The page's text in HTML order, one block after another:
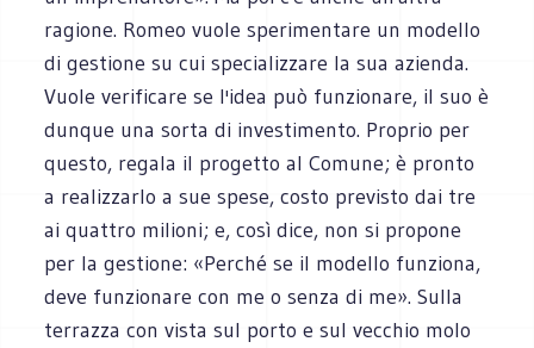
ragione. Romeo vuole sperimentare un modello
di gestione su cui specializzare la sua azienda.
Vuole verificare se l'idea può funzionare, il suo è
dunque una sorta di investimento. Proprio per
questo, regala il progetto al Comune; è pronto
a realizzarlo a sue spese, costo previsto dai tre
ai quattro milioni; e, così dice, non si propone
per la gestione: «Perché se il modello funziona,
deve funzionare con me o senza di me». Sulla
terrazza con vista sul porto e sul vecchio molo